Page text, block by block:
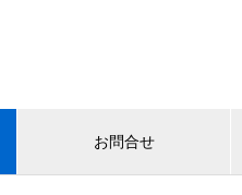
お問合せ